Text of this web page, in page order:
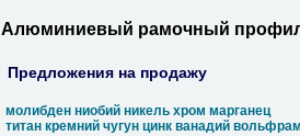
Алюминиевый рамочный
Предложения на продажу
молибден ниобий никель хром марганец
титан кремний чугун цинк ванадий